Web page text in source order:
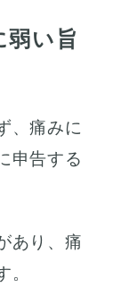
弱い旨
、痛みに
申告する
あり、痛
。